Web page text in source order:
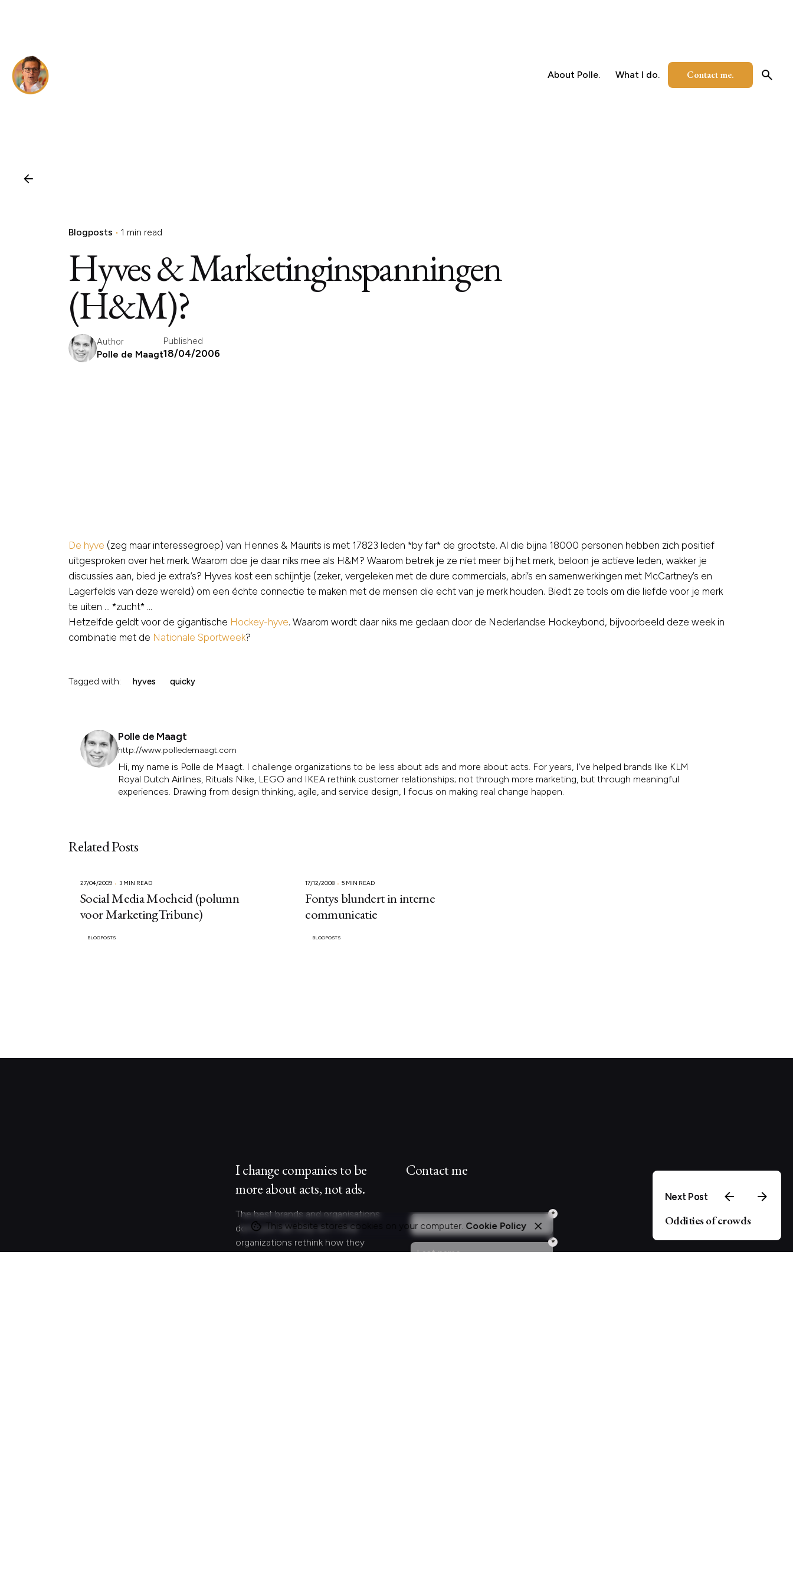
About Polle. What I do. Contact me.
Blogposts 1 min read
Hyves & Marketinginspanningen
(H&M)?
Author
Polle de Maagt
Published
18/04/2006
De hyve (zeg maar interessegroep) van Hennes & Maurits is met 17823 leden *by far* de grootste. Al die bijna 18000 personen hebben zich positief
uitgesproken over het merk. Waarom doe je daar niks mee als H&M? Waarom betrek je ze niet meer bij het merk, beloon je actieve leden, wakker je
discussies aan, bied je extra’s? Hyves kost een schijntje (zeker, vergeleken met de dure commercials, abri’s en samenwerkingen met McCartney’s en
Lagerfelds van deze wereld) om een échte connectie te maken met de mensen die echt van je merk houden. Biedt ze tools om die liefde voor je merk
te uiten … *zucht* …
Hetzelfde geldt voor de gigantische Hockey-hyve. Waarom wordt daar niks me gedaan door de Nederlandse Hockeybond, bijvoorbeeld deze week in
combinatie met de Nationale Sportweek?
Tagged with: hyves quicky
Polle de Maagt
http://www.polledemaagt.com
Hi, my name is Polle de Maagt. I challenge organizations to be less about ads and more about acts. For years, I’ve helped brands like KLM
Royal Dutch Airlines, Rituals Nike, LEGO and IKEA rethink customer relationships; not through more marketing, but through meaningful
experiences. Drawing from design thinking, agile, and service design, I focus on making real change happen.
Next Post
Oddities of crowds
Related Posts
27/04/2009 3 MIN READ
Social Media Moeheid (polumn
voor MarketingTribune)
BLOGPOSTS
17/12/2008 5 MIN READ
Fontys blundert in interne
communicatie
BLOGPOSTS
I change companies to be
more about acts, not ads.
The best brands and organisations
don’t just talk; they act. I help
organizations rethink how they
Contact me
This website stores cookies on your computer. Cookie Policy